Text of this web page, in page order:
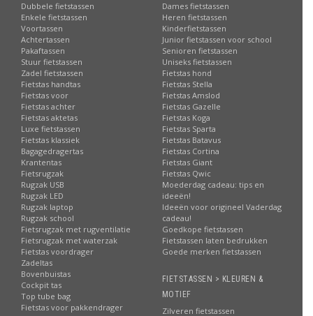
Dubbele fietstassen
Enkele fietstassen
Voortassen
Achtertassen
Pakaftassen
Stuur fietstassen
Zadel fietstassen
Fietstas handtas
Fietstas voor
Fietstas achter
Fietstas aktetas
Luxe fietstassen
Fietstas klassiek
Bagagedragertas
Krantentas
Fietsrugzak
Rugzak USB
Rugzak LED
Rugzak laptop
Rugzak school
Fietsrugzak met rugventilatie
Fietsrugzak met waterzak
Fietstas voordrager
Zadeltas
Bovenbuistas
Cockpit tas
Top tube bag
Fietstas voor pakkendrager
Dames fietstassen
Heren fietstassen
Kinderfietstassen
Junior fietstassen voor school
Senioren fietstassen
Uniseks fietstassen
Fietstas hond
Fietstas Stella
Fietstas Amslod
Fietstas Gazelle
Fietstas Koga
Fietstas Sparta
Fietstas Batavus
Fietstas Cortina
Fietstas Giant
Fietstas Qwic
Moederdag cadeau: tips en
ideeën!
Ideeën voor origineel Vaderdag
cadeau!
Goedkope fietstassen
Fietstassen laten bedrukken
Goede merken fietstassen
FIETSTASSEN > KLEUREN &
MOTIEF
Zilveren fietstassen